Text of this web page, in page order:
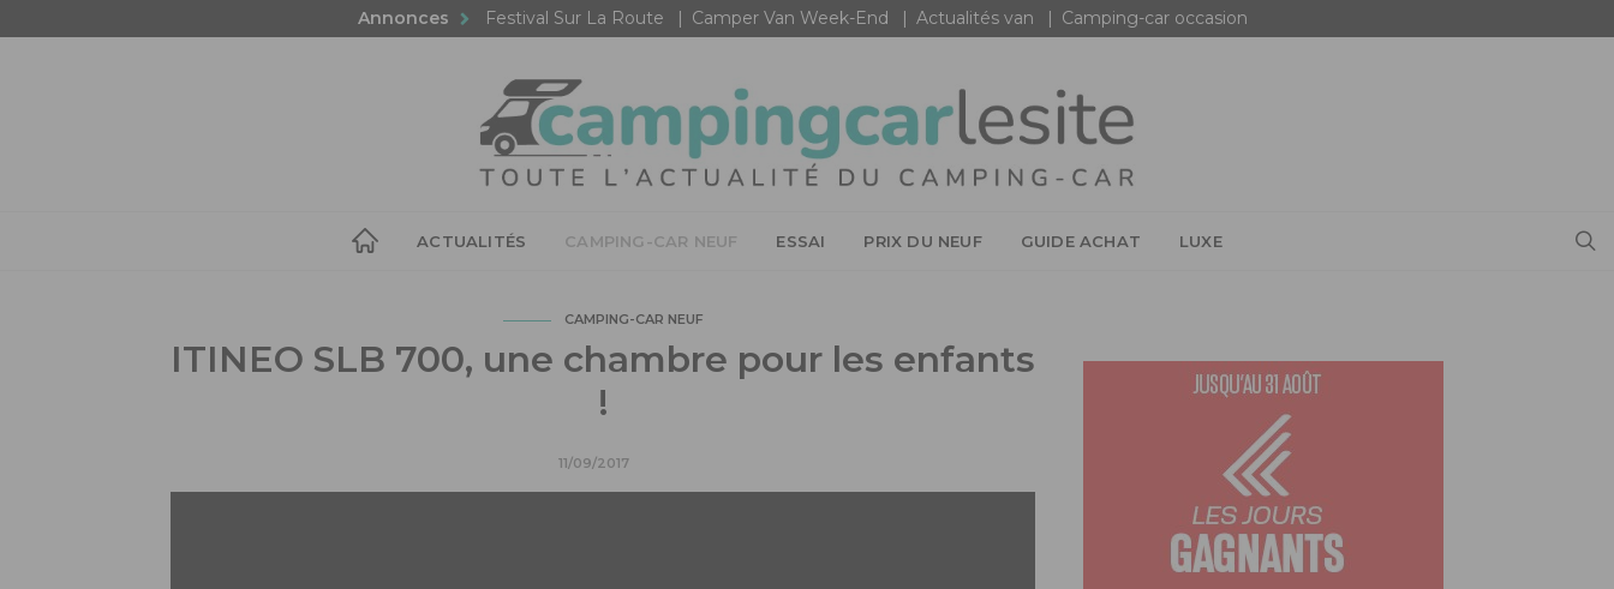
Annonces Festival Sur La Route Camper Van Week-End Actualités van Camping-car occasion
ACTUALITÉS CAMPING-CAR NEUF ESSAI PRIX DU NEUF GUIDE ACHAT LUXE
CAMPING-CAR NEUF
ITINEO SLB 700, une chambre pour les enfants
!
11/09/2017